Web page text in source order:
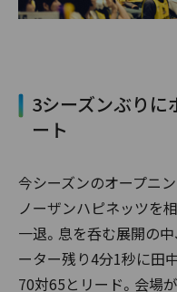
3シーズンぶりに
ート
今シーズンのオープニ
ノーザンハピネッツを
一退。息を呑む展開の
ーター残り4分1秒に田
70対65とリード。会場